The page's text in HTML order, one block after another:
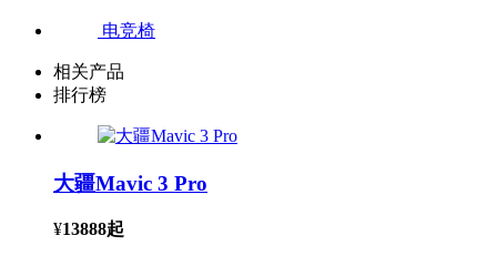
电竞椅
相关产品
排行榜
大疆Mavic 3 Pro
¥13888起